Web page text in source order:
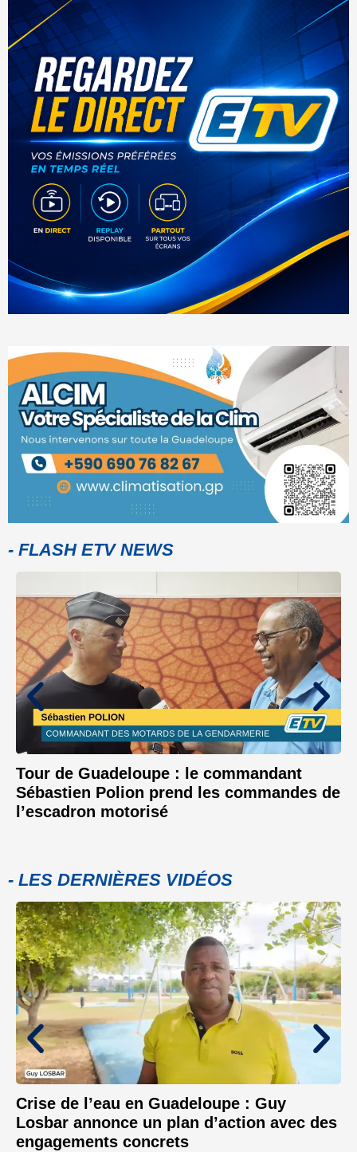
- FLASH ETV NEWS
Tour de Guadeloupe : le commandant
Sébastien Polion prend les commandes de
l’escadron motorisé
- LES DERNIÈRES VIDÉOS
Crise de l’eau en Guadeloupe : Guy
Losbar annonce un plan d’action avec des
engagements concrets